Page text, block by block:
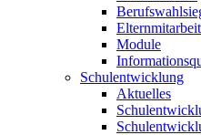
Module
Schulentwicklung
Aktuelles